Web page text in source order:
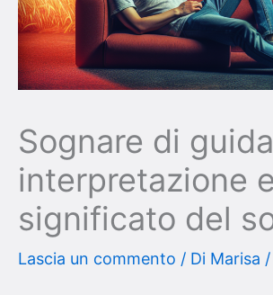
Sognare di
interpretazione e
significato del
Lascia un commento / Di Marisa /